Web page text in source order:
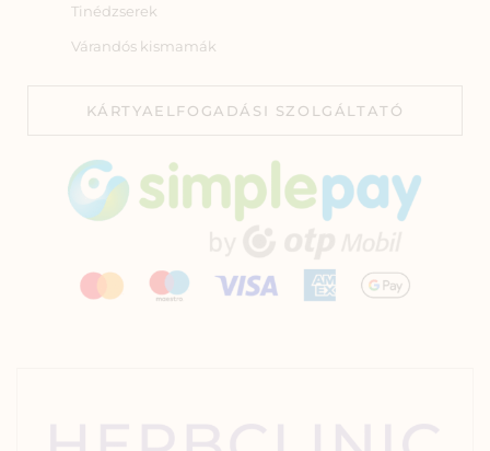
Tinédzserek
Várandós kismamák
KÁRTYAELFOGADÁSI SZOLGÁLTATÓ